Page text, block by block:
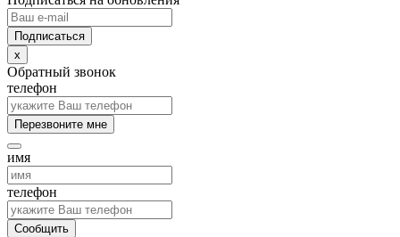
x
Обратный звонок
телефон
Перезвоните мне
имя
телефон
Сообщить